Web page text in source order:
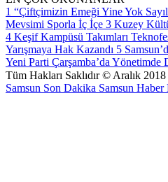
1 “Çiftçimizin Emeği Yine Yok
Mevsimi Sporla İç İçe 3 Kuzey
4 Keşif Kampüsü Takımları
Yarışmaya Hak Kazandı 5
Yeni Parti Çarşamba’da
Tüm Hakları Saklıdır © Aralık
Samsun Son Dakika Samsun Haber